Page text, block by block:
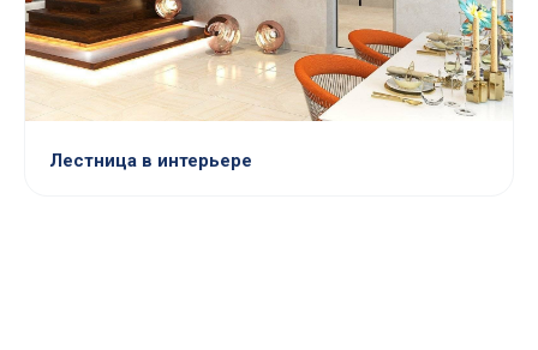
Лестница в интерьере